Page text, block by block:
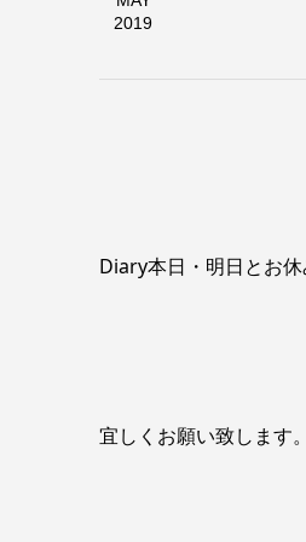
2019
Diary本日・明日とお休
宜しくお願い致します。